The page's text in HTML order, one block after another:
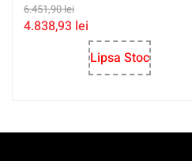
6.451,90lei
4.838,93 lei
Lipsa Stoc